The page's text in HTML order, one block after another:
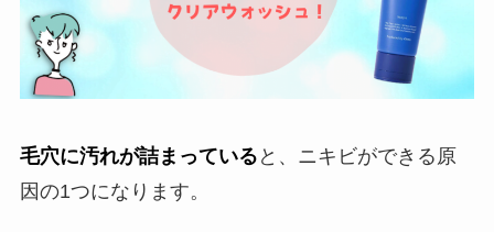
毛穴に汚れが詰まっている と、ニキビができる原
因の1つになります。